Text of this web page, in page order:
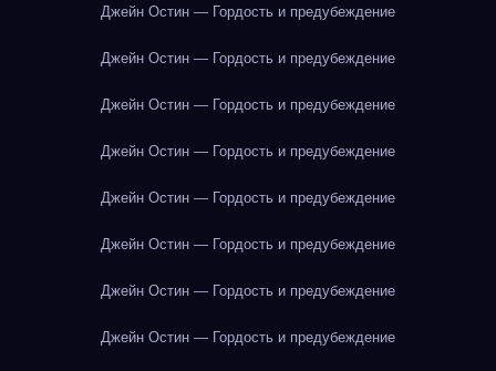
Джейн Остин — Гордость и предубеждение
Джейн Остин — Гордость и предубеждение
Джейн Остин — Гордость и предубеждение
Джейн Остин — Гордость и предубеждение
Джейн Остин — Гордость и предубеждение
Джейн Остин — Гордость и предубеждение
Джейн Остин — Гордость и предубеждение
Джейн Остин — Гордость и предубеждение